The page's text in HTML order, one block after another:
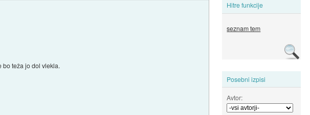
Hitre funkcije
seznam tem
Posebni izpisi
Avtor:
bo teža jo dol vlekla.